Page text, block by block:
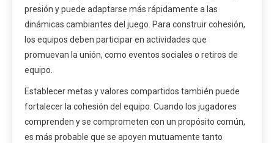
presión y puede adaptarse más rápidamente a las
dinámicas cambiantes del juego. Para construir cohesión,
los equipos deben participar en actividades que
promuevan la unión, como eventos sociales o retiros de
equipo.
Establecer metas y valores compartidos también puede
fortalecer la cohesión del equipo. Cuando los jugadores
comprenden y se comprometen con un propósito común,
es más probable que se apoyen mutuamente tanto